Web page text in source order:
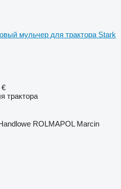
мульчер для трактора Stark
€
трактора
ROLMAPOL Marcin